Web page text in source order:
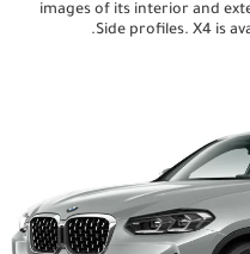
images of its interior and
Side profiles. X4 is